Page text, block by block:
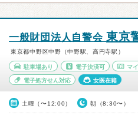
一般財団法人自警会 東京
東京都中野区中野（中野駅、高円寺駅）
駐車場あり 電子決済可 マ
電子処方せん対応 女医在籍
土曜（〜12:00） 朝（8:30〜）